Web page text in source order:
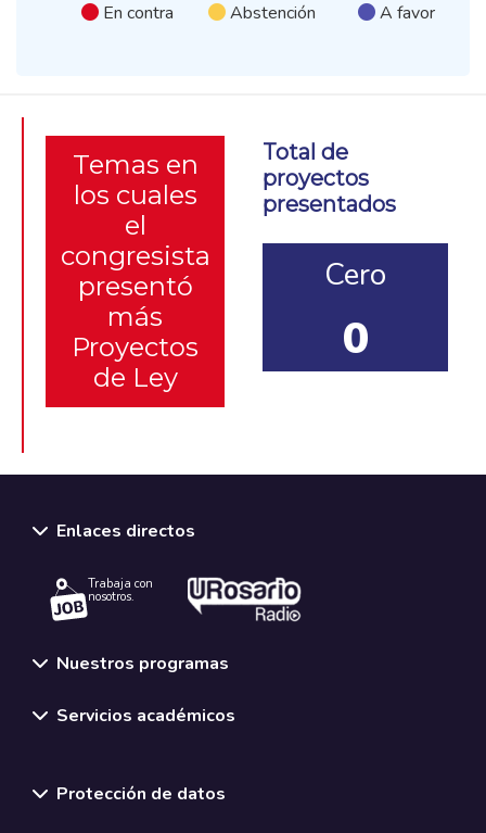
En contra Abstención A favor
Temas en
los cuales
el
congresista
presentó
más
Proyectos
de Ley
Total de
proyectos
presentados
Cero
0
Enlaces directos
Trabaja con
nosotros.
Nuestros programas
Servicios académicos
Protección de datos